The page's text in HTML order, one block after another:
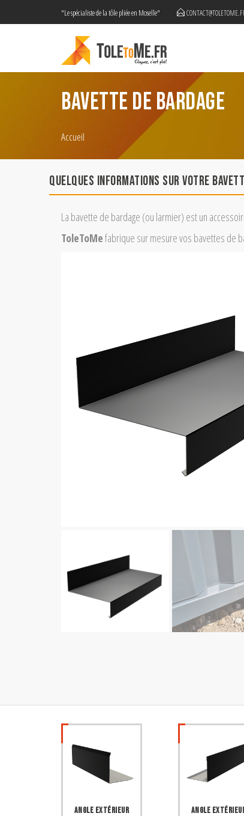
"Le spécialiste de la tôle pliée en Moselle"
BAVETTE DE BARDAGE
Accueil
Quelques informations sur votre
La bavette de bardage (ou larmier) est un
ToleToMefabrique sur mesure vos bavettes de
Angle extérieur
Angle